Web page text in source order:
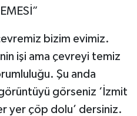
bizim evimiz.
işi ama çevreyi temiz
Şu anda
görseniz ‘İzmit
yer çöp dolu’ dersiniz.